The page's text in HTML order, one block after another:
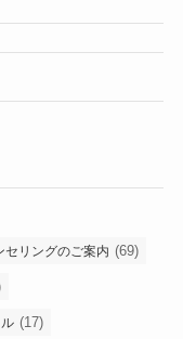
セリングのご案内 (69)
(17)